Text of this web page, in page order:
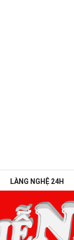
LÀNG NGHỆ 24H